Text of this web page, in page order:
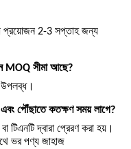
প্রয়োজন 2-3 সপ্তাহ জন্য
MOQ সীমা আছে?
পৌঁছাতে কতক্ষণ সময় লাগে?
দ্বারা প্রেরণ করা হয়।
ভর পণ্য জাহাজ